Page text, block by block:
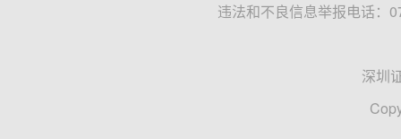
违法和不良信息举报电话：
深圳